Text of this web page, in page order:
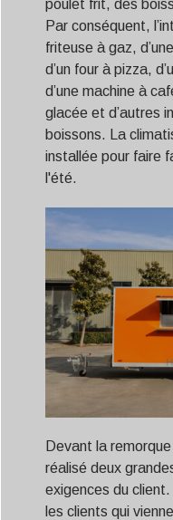
poulet frit, des
Par conséquent,
friteuse à gaz,
d’un four à pizza,
d’une machine à
glacée et d’autres
boissons. La
installée pour faire
l'été.
Devant la
réalisé deux
exigences du
les clients qui